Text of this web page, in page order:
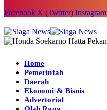
Facebook X (Twitter) Instagram
Home
Pemerintah
Daerah
Ekonomi & Bisnis
Advertorial